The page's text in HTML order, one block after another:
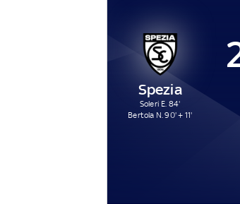
Spezia
Soleri E. 84'
Bertola N. 90' + 11'